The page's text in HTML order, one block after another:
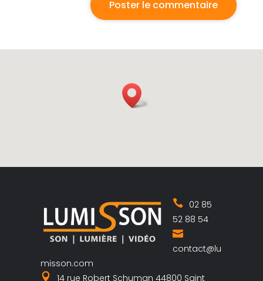
02 85
52 88 54
contact@lu
misson.com
14 rue Robert Schuman 44800 Saint